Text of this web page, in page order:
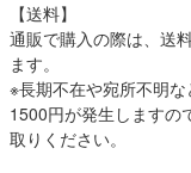
【送料】
通販で購入の際は、送
ます。
※長期不在や宛所不明
1500円が発生しますの
取りください。